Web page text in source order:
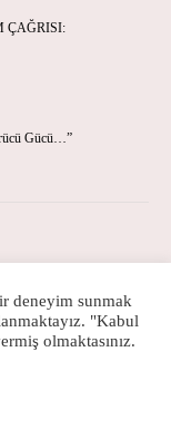
ÇAĞRISI:
Gücü…”
deneyim sunmak
"Kabul
olmaktasınız.